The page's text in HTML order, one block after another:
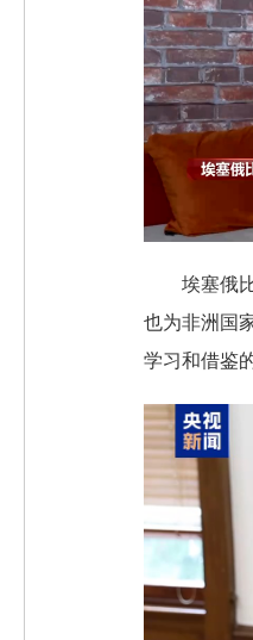
埃塞俄
也为非洲国
学习和借鉴